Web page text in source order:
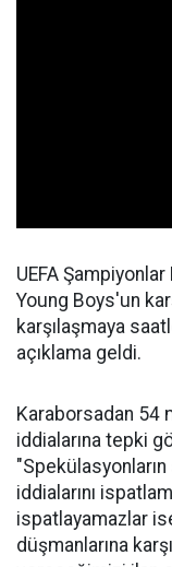
UEFA
Young Boys'un
karşılaşmaya
açıklama geldi.
Karaborsadan 54
iddialarına tepki
iddialarını
ispatlayamazlar
düşmanlarına